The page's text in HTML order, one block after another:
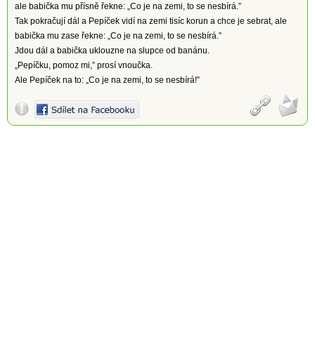
ale babička mu přísně řekne: „Co je na zemi, to se nesbírá.”
Tak pokračují dál a Pepíček vidí na zemi tisíc korun a chce je sebrat, ale
babička mu zase řekne: „Co je na zemi, to se nesbírá.”
Jdou dál a babička uklouzne na slupce od banánu.
„Pepíčku, pomoz mi,” prosí vnoučka.
Ale Pepíček na to: „Co je na zemi, to se nesbírá!”